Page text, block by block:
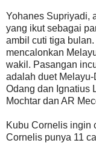
Yohanes Supriyadi,
yang ikut sebagai
ambil cuti tiga
mencalonkan
wakil. Pasangan
adalah duet
Odang dan Ignatius
Mochtar dan AR
Kubu Cornelis ingin
Cornelis punya 11